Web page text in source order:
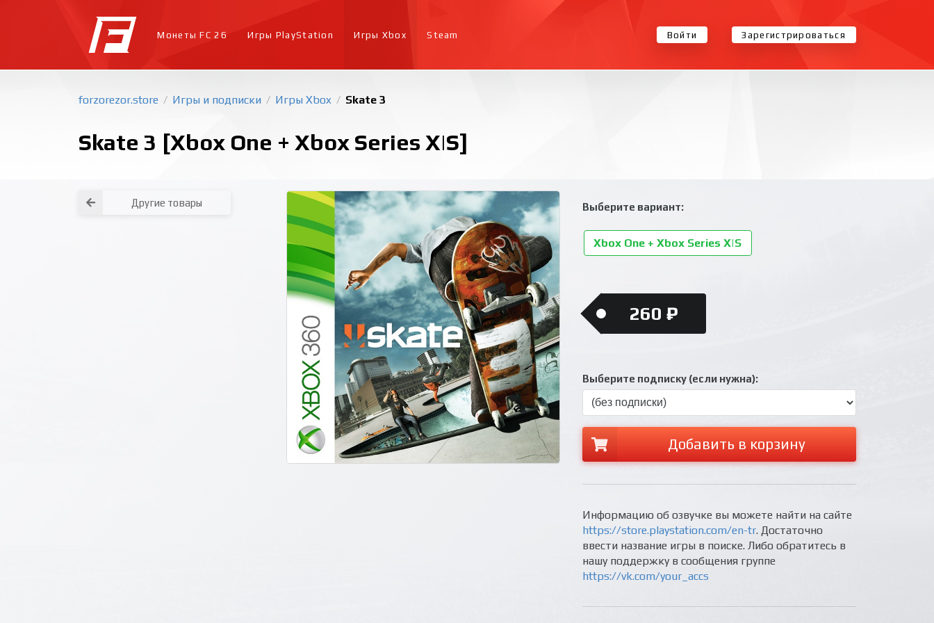
Монеты FC 26 Игры PlayStation Игры Xbox Steam Войти Зарегистрироваться
forzorezor.store / Игры и подписки / Игры Xbox / Skate 3
Skate 3 [Xbox One + Xbox Series X|S]
Другие товары Выберите вариант:
Xbox One + Xbox Series X|S
260 ₽
Выберите подписку (если нужна):
Добавить в корзину
Информацию об озвучке вы можете найти на сайте
https://store.playstation.com/en-tr. Достаточно
ввести название игры в поиске. Либо обратитесь в
нашу поддержку в сообщения группе
https://vk.com/your_accs